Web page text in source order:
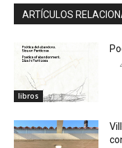
ARTÍCULOS
libros